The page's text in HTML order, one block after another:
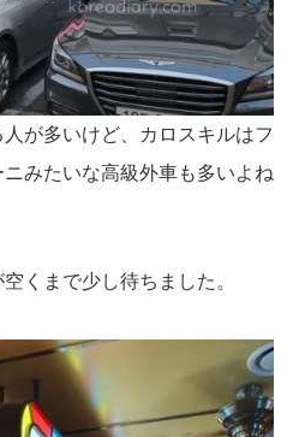
が多いけど、カロスキルはフ
みたいな高級外車も多いよね
くまで少し待ちました。